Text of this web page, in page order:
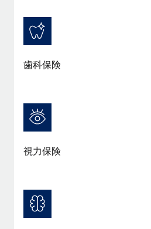
デバイス管理
ITデバイスを世界規模で提供・管理
法人設立
移住・転勤
従業員の異動をスムーズに
福利厚生
従業員の福利厚生を簡単に管理
グローバル給与処理
EORおよびPEO
契約社員管理
ブログを読む
ブログ
よびContractor Management
プラス）
歯科保険
視力保険